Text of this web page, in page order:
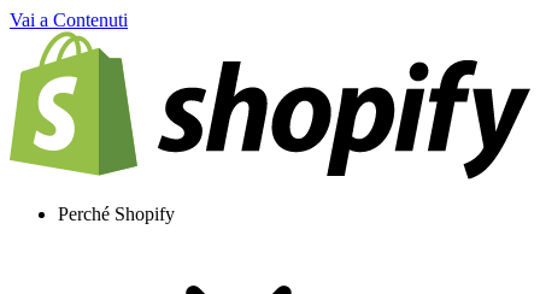
Vai a Contenuti
Perché Shopify